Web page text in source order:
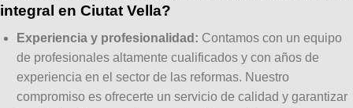
integral en Ciutat Vella?
Experiencia y profesionalidad: Contamos con un equipo
de profesionales altamente cualificados y con años de
experiencia en el sector de las reformas. Nuestro
compromiso es ofrecerte un servicio de calidad y garantizar